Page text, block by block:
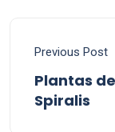
Previous Post
Plantas
Spiralis